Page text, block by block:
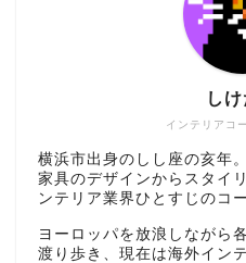
インテリアコ
し
横浜市出身のしし座の亥年。
家具のデザインからスタイ
ンテリア業界ひとすじのコ
ヨーロッパを放浪しながら
渡り歩き、現在は海外イン